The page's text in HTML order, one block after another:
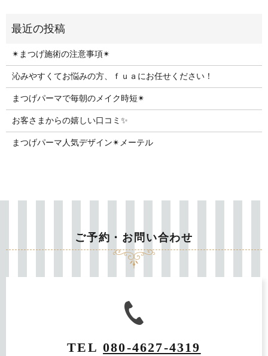
✴︎まつげ施術の注意事項✴︎
沁みやすくてお悩みの方、ｆｕａにお任せください！
まつげパーマで毎朝のメイク時短✴︎
お客さまからの嬉しい口コミ✨
まつげパーマ人気デザイン✴︎メーテル
ご予約・お問い合わせ
TEL080-4627-4319